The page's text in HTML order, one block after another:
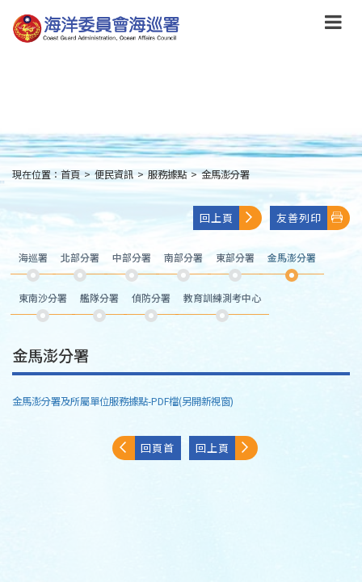
到
主
:::
現在位置： 首頁 > 便民資訊 > 服務據點 > 金馬澎分署
回上頁 友善列印
海巡署 北部分署 中部分署 南部分署 東部分署 金馬澎分署
東南沙分署 艦隊分署 偵防分署 教育訓練測考中心
金馬澎分署
金馬澎分署及所屬單位服務據點-PDF檔(另開新視窗)
回頁首 回上頁